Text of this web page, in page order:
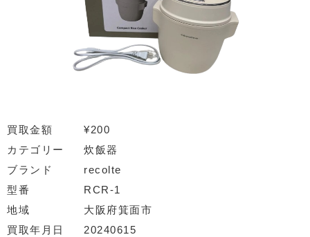
買取金額
¥200
カテゴリー
炊飯器
ブランド
recolte
型番
RCR-1
地域
大阪府箕面市
買取年月日
20240615